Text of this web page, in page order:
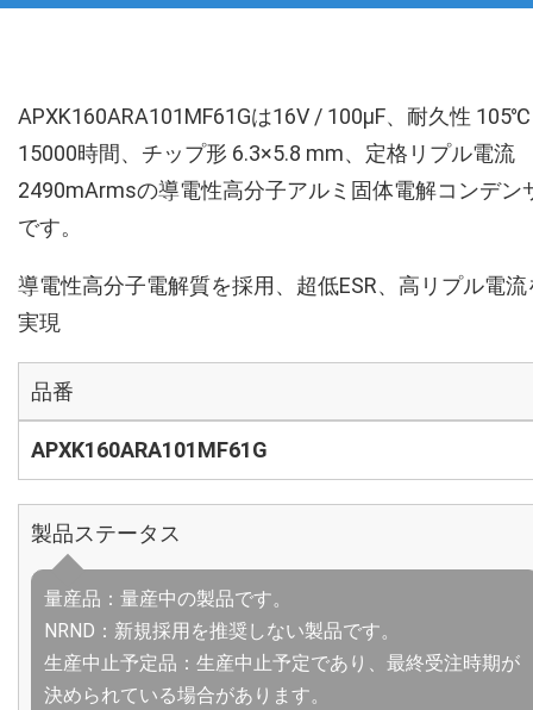
APXK160ARA101MF61Gは16V / 100µF、耐久性 105℃
15000時間、チップ形 6.3×5.8 mm、定格リプル電流
2490mArmsの導電性高分子アルミ固体電解コンデン
です。
導電性高分子電解質を採用、超低ESR、高リプル電流
実現
品番
APXK160ARA101MF61G
製品ステータス
量産品：量産中の製品です。
NRND：新規採用を推奨しない製品です。
生産中止予定品：生産中止予定であり、最終受注時期が
決められている場合があります。